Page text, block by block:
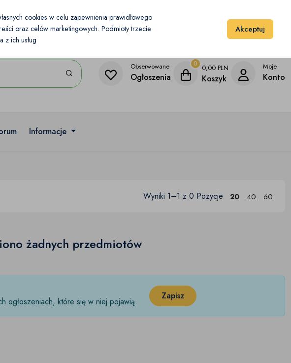
Moje konto Dodaj przedmiot
Obserwowane
Ogłoszenia
0 0,00 PLN
Koszyk
Moje
Konto
Informacje
Wyniki 1–1 z 0 Pozycje 20 40 60
żadnych przedmiotów
ogłoszeniach, które się w niej pojawią.
Zapisz
cookies w celu zapewnienia prawidłowego
oraz celów marketingowych. Podmioty trzecie
z ich usług
Akceptuj